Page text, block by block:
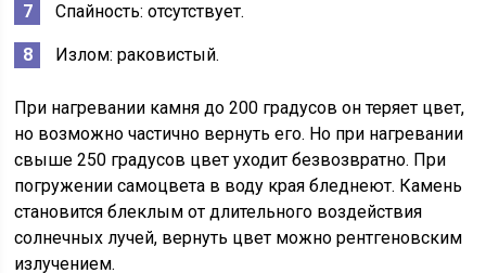
Спайность: отсутствует.
Излом: раковистый.
При нагревании камня до 200 градусов он теряет цвет,
но возможно частично вернуть его. Но при нагревании
свыше 250 градусов цвет уходит безвозвратно. При
погружении самоцвета в воду края бледнеют. Камень
становится блеклым от длительного воздействия
солнечных лучей, вернуть цвет можно рентгеновским
излучением.